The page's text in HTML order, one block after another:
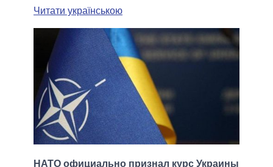
МЭРЫ
ВСЕ ПЕРСОНЫ
СРАВНЕНИЕ ПОЛИТИКОВ
Читати українською
НАТО официально признал курс Украины